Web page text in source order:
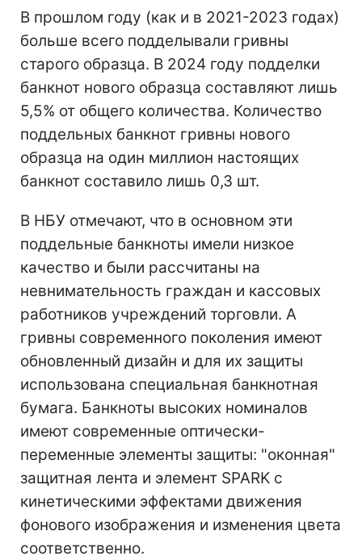
В прошлом году (как и в 2021-2023 годах)
больше всего подделывали гривны
старого образца. В 2024 году подделки
банкнот нового образца составляют лишь
5,5% от общего количества. Количество
поддельных банкнот гривны нового
образца на один миллион настоящих
банкнот составило лишь 0,3 шт.
В НБУ отмечают, что в основном эти
поддельные банкноты имели низкое
качество и были рассчитаны на
невнимательность граждан и кассовых
работников учреждений торговли. А
гривны современного поколения имеют
обновленный дизайн и для их защиты
использована специальная банкнотная
бумага. Банкноты высоких номиналов
имеют современные оптически-
переменные элементы защиты: "оконная"
защитная лента и элемент SPARK с
кинетическими эффектами движения
фонового изображения и изменения цвета
соответственно.